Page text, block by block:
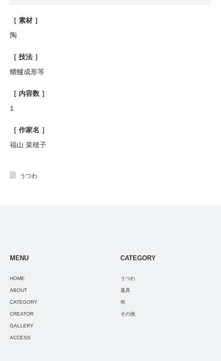
［ 素材 ］
陶
［ 技法 ］
轆轤成形等
［ 内容数 ］
1
［ 作家名 ］
福山 菜穂子
うつわ
MENU
HOME
ABOUT
CATEGORY
CREATOR
GALLERY
ACCESS
CATEGORY
うつわ
道具
布
その他